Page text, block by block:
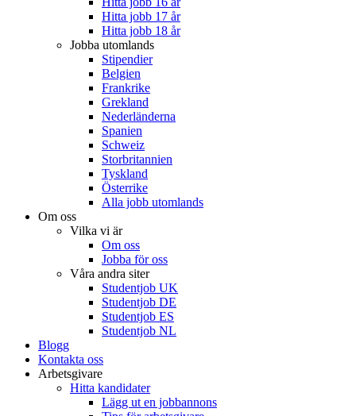
Hitta jobb 17 år
Hitta jobb 18 år
Jobba utomlands
Stipendier
Belgien
Frankrike
Grekland
Nederländerna
Spanien
Schweiz
Storbritannien
Tyskland
Österrike
Alla jobb utomlands
Om oss
Vilka vi är
Om oss
Jobba för oss
Våra andra siter
Studentjob UK
Studentjob DE
Studentjob ES
Studentjob NL
Blogg
Kontakta oss
Arbetsgivare
Hitta kandidater
Lägg ut en jobbannons